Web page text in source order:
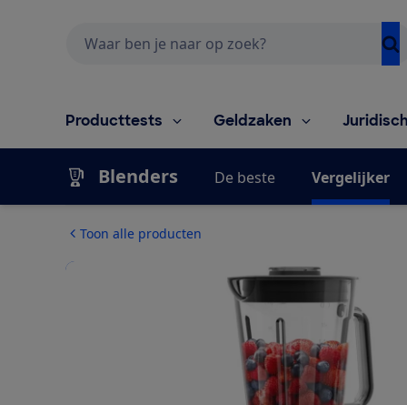
Producttests Geldzaken
Blenders De beste Vergelijker
Toon alle producten